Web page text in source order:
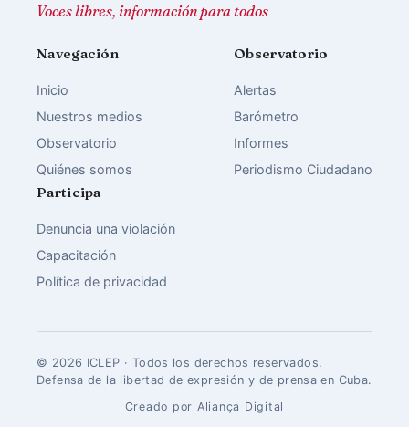
Voces libres, información para todos
Navegación
Inicio
Nuestros medios
Observatorio
Quiénes somos
Observatorio
Alertas
Barómetro
Informes
Periodismo Ciudadano
Participa
Denuncia una violación
Capacitación
Política de privacidad
© 2026 ICLEP · Todos los derechos reservados.
Defensa de la libertad de expresión y de prensa en Cuba.
Creado por Aliança Digital